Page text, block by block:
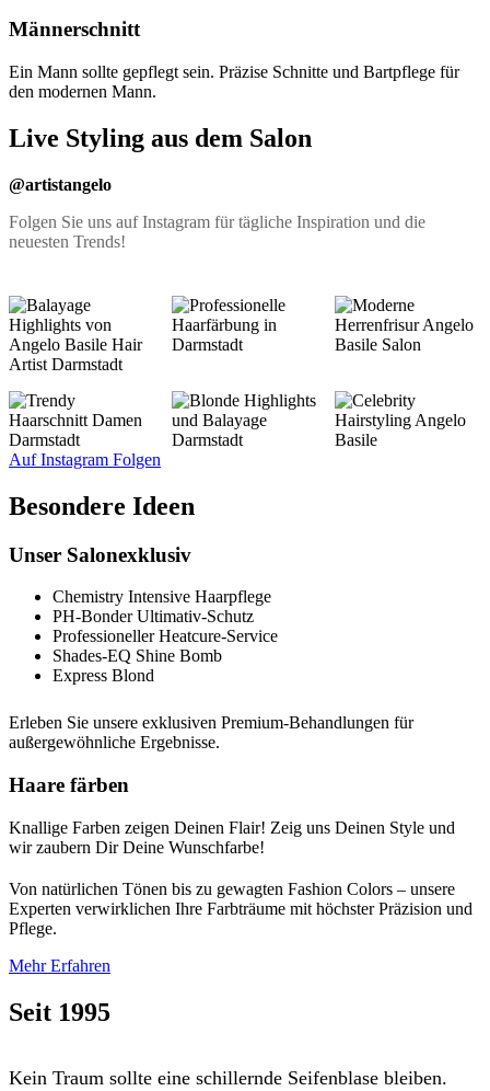
Männerschnitt
Ein Mann sollte gepflegt sein. Präzise Schnitte und Bartpflege für
den modernen Mann.
Live Styling aus dem Salon
@artistangelo
Folgen Sie uns auf Instagram für tägliche Inspiration und die
neuesten Trends!
Auf Instagram Folgen
Besondere Ideen
Unser Salonexklusiv
Chemistry Intensive Haarpflege
PH-Bonder Ultimativ-Schutz
Professioneller Heatcure-Service
Shades-EQ Shine Bomb
Express Blond
Erleben Sie unsere exklusiven Premium-Behandlungen für
außergewöhnliche Ergebnisse.
Haare färben
Knallige Farben zeigen Deinen Flair! Zeig uns Deinen Style und
wir zaubern Dir Deine Wunschfarbe!
Von natürlichen Tönen bis zu gewagten Fashion Colors – unsere
Experten verwirklichen Ihre Farbträume mit höchster Präzision und
Pflege.
Mehr Erfahren
Seit 1995
Kein Traum sollte eine schillernde Seifenblase bleiben.